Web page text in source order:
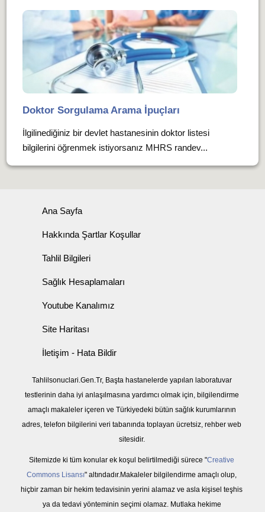
Doktor Sorgulama Arama İpuçları
İlgilinediğiniz bir devlet hastanesinin doktor listesi
bilgilerini öğrenmek istiyorsanız MHRS randev...
Ana Sayfa
Hakkında Şartlar Koşullar
Tahlil Bilgileri
Sağlık Hesaplamaları
Youtube Kanalımız
Site Haritası
İletişim - Hata Bildir
Tahlilsonuclari.Gen.Tr, Başta hastanelerde yapılan laboratuvar
testlerinin daha iyi anlaşılmasına yardımcı olmak için, bilgilendirme
amaçlı makaleler içeren ve Türkiyedeki bütün sağlık kurumlarının
adres, telefon bilgilerini veri tabanında toplayan ücretsiz, rehber web
sitesidir.
Sitemizde ki tüm konular ek koşul belirtilmediği sürece "Creative
Commons Lisansı" altındadır.Makaleler bilgilendirme amaçlı olup,
hiçbir zaman bir hekim tedavisinin yerini alamaz ve asla kişisel teşhis
ya da tedavi yönteminin seçimi olamaz. Mutlaka hekime